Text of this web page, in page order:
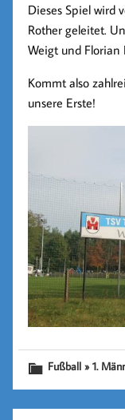
Dieses Spiel wird
Rother geleitet.
Weigt und Florian
Kommt also
unsere Erste!
Fußball » 1.